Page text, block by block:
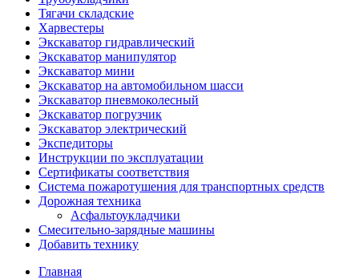
Тягачи складские
Харвестеры
Экскаватор гидравлический
Экскаватор манипулятор
Экскаватор мини
Экскаватор на автомобильном шасси
Экскаватор пневмоколесный
Экскаватор погрузчик
Экскаватор электрический
Экспедиторы
Инструкции по эксплуатации
Сертификаты соответствия
Система пожаротушения для транспортных средств
Дорожная техника
Асфальтоукладчики
Смесительно-зарядные машины
Добавить технику
Главная